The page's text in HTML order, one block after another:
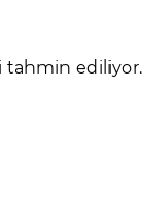
tahmin ediliyor.